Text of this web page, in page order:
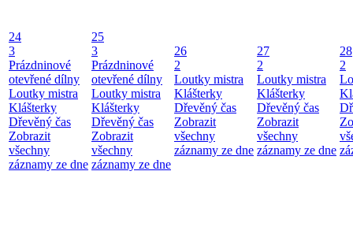
24
3
Prázdninové
otevřené dílny
Loutky mistra
Klášterky
Dřevěný čas
Zobrazit
všechny
záznamy ze dne
25
3
Prázdninové
otevřené dílny
Loutky mistra
Klášterky
Dřevěný čas
Zobrazit
všechny
záznamy ze dne
26
2
Loutky mistra
Klášterky
Dřevěný čas
Zobrazit
všechny
záznamy ze dne
27
2
Loutky mistra
Klášterky
Dřevěný čas
Zobrazit
všechny
záznamy ze dne
28
2